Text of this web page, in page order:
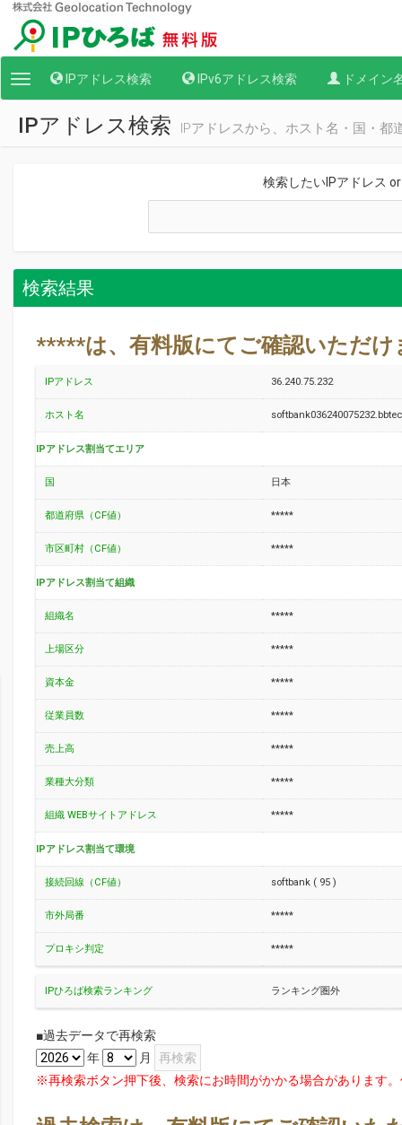
Toggle
navigation
IPアドレス検索 IPv6アドレス検索 ドメイン
IPアドレス検索 IPアドレスから、ホスト名・国・都
検索したいIPアドレス
検索結果
*****は、有料版にてご確認いただ
IPアドレス 36.240.75.232
ホスト名
IPアドレス割当てエリア
国 日本
都道府県（CF値） *****
市区町村（CF値） *****
IPアドレス割当て組織
組織名 *****
上場区分 *****
資本金 *****
従業員数 *****
売上高 *****
業種大分類 *****
組織 WEBサイトアドレス *****
IPアドレス割当て環境
接続回線（CF値） softbank ( 95 )
市外局番 *****
プロキシ判定 *****
IPひろば検索ランキング ランキング圏外
■過去データで再検索
年
月
※再検索ボタン押下後、検索にお時間がかかる場合があります